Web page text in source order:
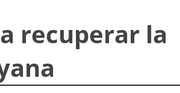
recuperar la